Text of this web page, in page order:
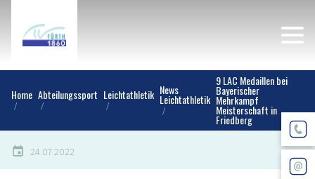
Home Abteilungssport Leichtathletik News
Leichtathletik
9 LAC Medaillen bei
Bayerischer
Mehrkampf
Meisterschaft in
Friedberg
24.07.2022